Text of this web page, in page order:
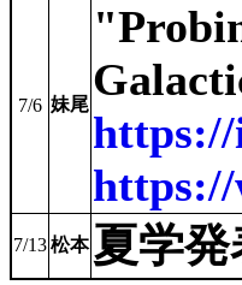
7/6 妹尾
https://
https://
7/13松本 夏学発